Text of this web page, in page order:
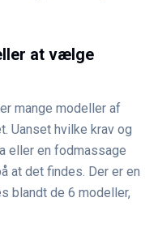
at vælge
mange modeller af
Uanset hvilke krav og
eller en fodmassage
at det findes. Der er en
blandt de 6 modeller,